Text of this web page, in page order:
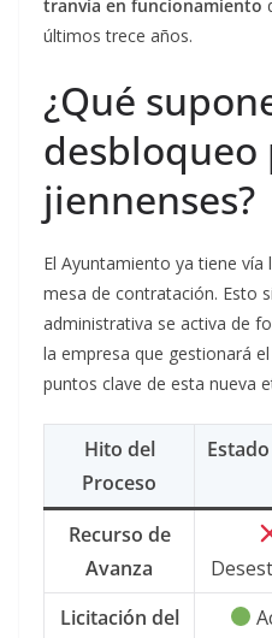
tranvía en funcionamiento
últimos trece años.
¿Qué
desbloqueo
jiennenses?
El Ayuntamiento ya tiene
mesa de contratación. Esto
administrativa se activa de
la empresa que gestionará
puntos clave de esta nueva
Hito del
Proceso
Recurso de
Avanza
Licitación del